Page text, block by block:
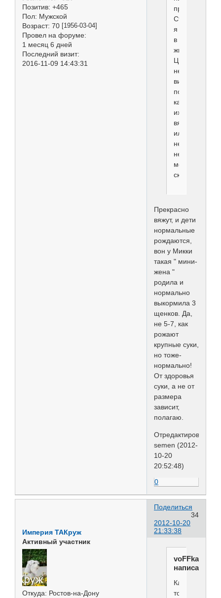
Позитив: +465
Пол: Мужской
Возраст: 70 [1956-03-04]
Провел на форуме:
1 месяц 6 дней
Последний визит:
2016-11-09 14:43:31
пределом
Стандарта)
я
в
живую
Цвержиков
не
видела,
поэтому
как
их
вяжут
или
нет
не
могу
сказать.
Прекрасно
вяжут, и дети
нормальные
рождаются,
вон у Микки
такая " мини-
жена "
родила и
нормально
выкормила 3
щенков. Да,
не 5-7, как
рожают
крупные суки,
но тоже-
нормально!
От здоровья
суки, а не от
размера
зависит,
полагаю.
Отредактировано
semen (2012-
10-20
20:52:48)
0
Поделиться
34
2012-10-20
21:33:38
Империя ТАКруж
Активный участник
Откуда: Ростов-на-Дону
voFFka
написал(а):
Как
то